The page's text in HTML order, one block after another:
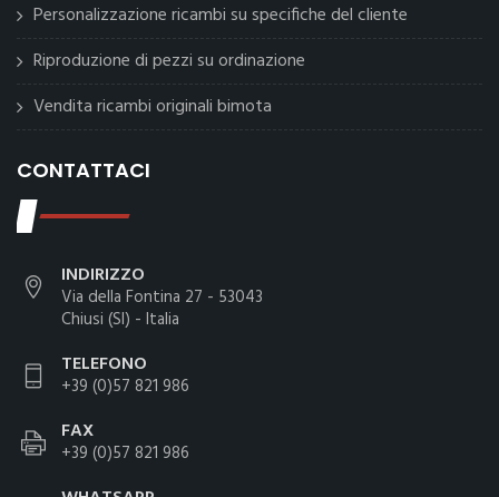
Personalizzazione ricambi su specifiche del cliente
Riproduzione di pezzi su ordinazione
Vendita ricambi originali bimota
CONTATTACI
INDIRIZZO
Via della Fontina 27 - 53043
Chiusi (SI) - Italia
TELEFONO
+39 (0)57 821 986
FAX
+39 (0)57 821 986